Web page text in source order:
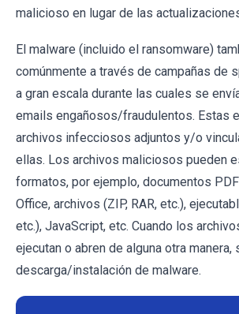
malicioso en lugar de las
El malware (incluido el ransomware)
comúnmente a través de campañas de
a gran escala durante las cuales se
emails engañosos/fraudulentos. Estas
archivos infecciosos adjuntos y/o
ellas. Los archivos maliciosos pueden
formatos, por ejemplo, documentos
Office, archivos (ZIP, RAR, etc.),
etc.), JavaScript, etc. Cuando los
ejecutan o abren de alguna otra manera,
descarga/instalación de malware.